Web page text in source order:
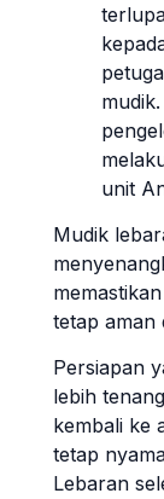
unit
Mudik
tetap aman
Persiapan
lebih
kembali ke
tetap
Lebaran